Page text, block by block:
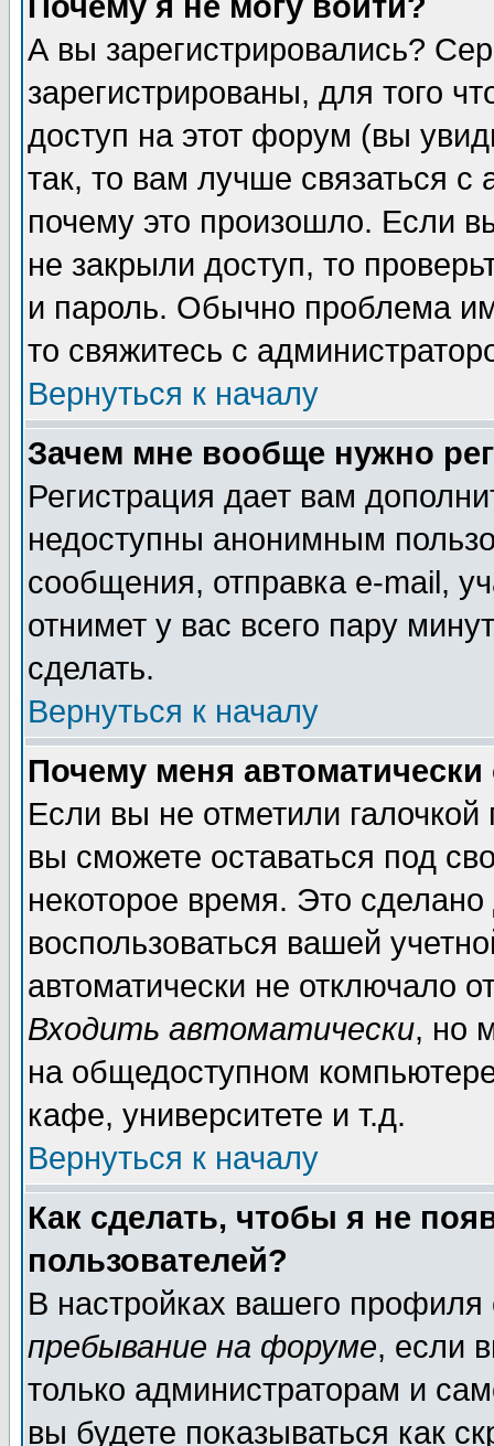
А вы зарегистрировались?
зарегистрированы, для того
доступ на этот форум (вы
так, то вам лучше связаться
почему это произошло. Если
не закрыли доступ, то
и пароль. Обычно проблема
то свяжитесь с
Вернуться к началу
Зачем мне вообще нужно
Регистрация дает вам
недоступны анонимным
сообщения, отправка e-mail,
отнимет у вас всего пару
сделать.
Вернуться к началу
Почему меня автоматически
Если вы не отметили галочкой
вы сможете оставаться под
некоторое время. Это
воспользоваться вашей
автоматически не отключало
Входить автоматически, но
на общедоступном
кафе, университете и т.д.
Вернуться к началу
Как сделать, чтобы я не
пользователей?
В настройках вашего
пребывание на форуме, если
только администраторам и
вы будете показываться как